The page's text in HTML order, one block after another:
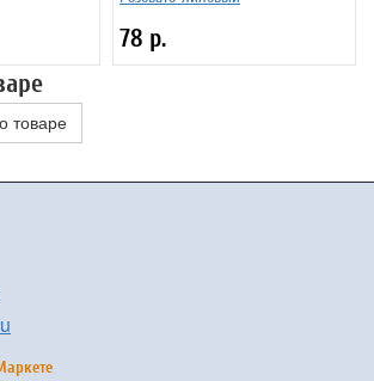
78 р.
товаре